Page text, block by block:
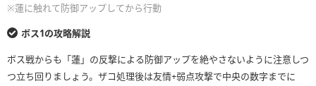
※蓮に触れて防御アップしてから行動
ボス1の攻略解説
ボス戦からも「蓮」の反撃による防御アップを絶やさないように注意しつ
つ立ち回りましょう。ザコ処理後は友情+弱点攻撃で中央の数字までに